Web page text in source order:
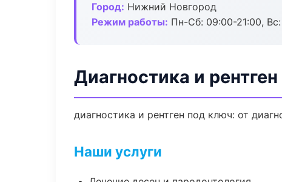
Город: Нижний Новгород
Режим работы: Пн-Сб: 09:00-21:00,
Диагностика и
диагностика и рентген под ключ: от
Наши услуги